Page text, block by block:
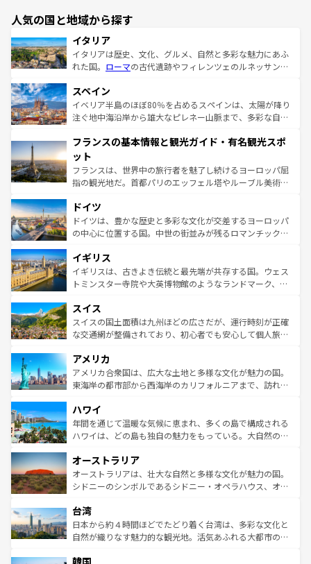
人気の国と地域から探す
イタリア
イタリアは歴史、文化、グルメ、自然と多彩な魅力にあふ
れた国。 ローマの古代遺跡やフィレンツェのルネッサンス
ろん、トスカーナの美しい田園風景やアマルフィ海岸の絶
景など、自然景観も見逃せない。観光の合間には、本場の
ピザやパスタなど、絶品のイタリア料理を堪能することも
ませてくれるイタリアで、忘れられない旅をしてみよう！
なお、新着のイタリア情報は
しい。
スペイン
イベリア半島のほぼ80％を占めるスペインは、太陽が降り
注ぐ地中海沿岸から雄大なピレネー山脈まで、多彩な自然
文化が根付くこの国では、情熱的なフラメンコ、熱気あふ
れる闘牛、そして美味しいタパスが生活の一部となってい
る。首都マドリードの洗練された雰囲気や、バルセロナの
アートに溢れた街角から、地方では古代ローマ遺跡や中世
せる。地方によって風土や気候が異なるスペインはその個
性で訪れる人を魅了する。 なお、新着のスペイン情報は コ
ンテンツ一覧を参照してほしい。
フランスの基本情報と観光ガイド・有名観光スポ
ット
フランスは、世界中の旅行者を魅了し続けるヨーロッパ屈
指の観光地だ。首都パリのエッフェル塔やルーブル美術館
で、幅広い魅力が詰まっている。華麗な宮殿、歴史的な大
聖堂、美しいビーチ、そして豊かな自然が、訪れる者を心
から魅了する。また、フランスは美食の国としても知ら
いる。シャンパンの発祥地であるランス、プロヴァンスの
香り高いラベンダー畑など、多彩な楽しみ方が可能だ。さ
らに、パリ以外の地域にも魅力が溢れており、どの街角に
れる地方に足を運ぶとそれぞれで全く異なる文化を体験で
きるだろう。 なお、新着のフランス情報はコンテンツ一覧
を参照してほしい。
ドイツ
ドイツは、豊かな歴史と多彩な文化が交差するヨーロッパ
の中心に位置する国。中世の街並みが残るロマンチック街
顔を持つこの国は、どこを歩いても飽きることがない。ベ
ルリンの文化的活気、バイエルン州のアルプスの絶景、そ
してライン川沿いのワイン畑といった風景は必見。ビール
は、お酒好きな人にはぜひ体験してほしい。 なお、新着の
ドイツ情報はコンテンツ一覧を参照してほしい。
イギリス
イギリスは、古きよき伝統と最先端が共存する国。ウェス
トミンスター寺院や大英博物館のようなランドマーク、歴
リアごとに異なる魅力がある。また、優雅なアフタヌーン
ティー、ビール好きにはたまらない英国パブ、サッカー観
戦など、本場だからこそできる体験も豊富。イギリスを旅
ンツ一覧を参照してほしい。
スイス
スイスの国土面積は九州ほどの広さだが、運行時刻が正確
な交通網が整備されており、初心者でも安心して個人旅行
の建物がそのまま残る町や、スイスならではのユニークな
博物館もあり、アルプス観光だけでなく町歩きも満喫する
ことができる。国民の所得が高いため物価も高いが、旅行
ば市内交通費無料で観光を楽しむこともできる。 なお、新
着のスイス情報はコンテンツ一覧 を参照してほしい。
アメリカ
アメリカ合衆国は、広大な土地と多様な文化が魅力の国。
東海岸の都市部から西海岸のカリフォルニアまで、訪れる
のような巨大都市は、観光、ショッピング、エンターテイ
ンメントが詰まった刺激的なスポットだ。一方、アメリカ
西部には大自然が広がり、グランドキャニオンやイエロー
部のニューオーリンズでは、音楽と美食が融合した独特の
文化が魅力。旅行者はアメリカの各地域で異なる魅力を楽
しみながら、その多様性と豊かな歴史を感じることができ
ならではの贅沢な旅のスタイルだ。 なお、新着のアメリカ
情報はコンテンツ一覧を参照してほしい。
ハワイ
年間を通じて温暖な気候に恵まれ、多くの島で構成される
ハワイは、どの島も独自の魅力をもっている。大自然の神
ワイ島は見逃せない。また、定番の観光地といえばオアフ
島だが、静かな自然を求めるならマウイ島やカウアイ島が
おすすめ。エメラルドグリーンに輝く海をはじめ、豊かな
れるおもてなしの心で訪れる人々を迎えてくれるハワイの
人々、おいしいローカルフードやハワイアンミュージッ
ク、伝統的なフラダンスなど、すべてがハワイの魅力を彩
ワイを、存分に味わってほしい。 なお、新着のハワイ情報
オーストラリア
オーストラリアは、壮大な自然と多様な文化が魅力の国。
シドニーのシンボルであるシドニー・オペラハウス、オー
リアリーフや大陸中央部にそびえるウルル（エアーズロッ
ク）、タスマニアの美しい原生林やケアンズの熱帯雨林な
ど、見どころがたくさん。また、カフェやワイン、オージ
いる。アクティビティも充実しており、サーフィンやダイ
台湾
日本から約４時間ほどでたどり着く台湾は、多彩な文化と
自然が織りなす魅力的な観光地。活気あふれる大都市の台
ン）、静ひつな山岳地帯である台湾東部など、都市の喧騒
韓国